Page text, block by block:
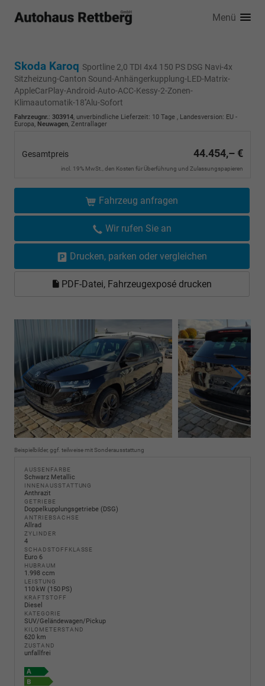
Menü
Skoda Karoq Sportline 2,0 TDI 4x4 150 PS DSG Navi-4x
Sitzheizung-Canton Sound-Anhängerkupplung-LED-Matrix-
AppleCarPlay-Android-Auto-ACC-Kessy-2-Zonen-
Klimaautomatik-18''Alu-Sofort
Fahrzeugnr.: 303914, unverbindliche Lieferzeit: 10 Tage , Landesversion: EU -
Europa, Neuwagen, Zentrallager
Gesamtpreis 44.454,– €
incl. 19% MwSt., den Kosten für Überführung und Zulassungspapieren
Fahrzeug anfragen
Wir rufen Sie an
Drucken, parken oder vergleichen
PDF-Datei, Fahrzeugexposé drucken
Beispielbilder, ggf. teilweise mit Sonderausstattung
AUSSENFARBE
Schwarz Metallic
INNENAUSSTATTUNG
Anthrazit
GETRIEBE
Doppelkupplungsgetriebe (DSG)
ANTRIEBSACHSE
Allrad
ZYLINDER
4
SCHADSTOFFKLASSE
Euro 6
HUBRAUM
1.998 ccm
LEISTUNG
110 kW (150 PS)
KRAFTSTOFF
Diesel
KATEGORIE
SUV/Geländewagen/Pickup
KILOMETERSTAND
620 km
ZUSTAND
unfallfrei